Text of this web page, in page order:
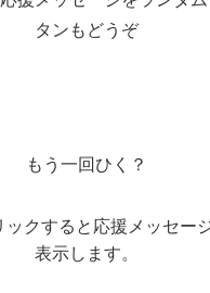
タンもどうぞ
もう一回ひく？
クすると応援メッセー
表示します。